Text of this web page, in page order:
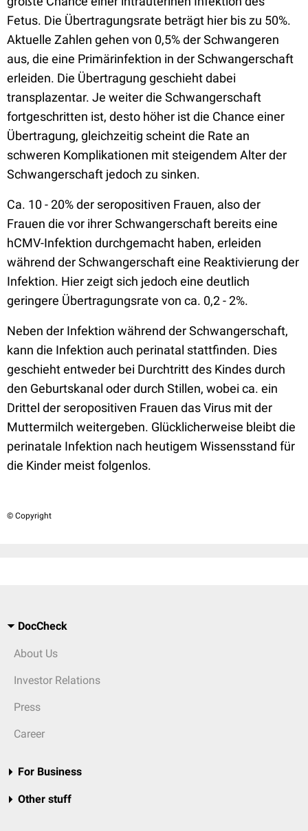
Fetus. Die Übertragungsrate beträgt hier bis zu 50%.
Aktuelle Zahlen gehen von 0,5% der Schwangeren
aus, die eine Primärinfektion in der Schwangerschaft
erleiden. Die Übertragung geschieht dabei
transplazentar. Je weiter die Schwangerschaft
fortgeschritten ist, desto höher ist die Chance einer
Übertragung, gleichzeitig scheint die Rate an
schweren Komplikationen mit steigendem Alter der
Schwangerschaft jedoch zu sinken.
Ca. 10 - 20% der seropositiven Frauen, also der
Frauen die vor ihrer Schwangerschaft bereits eine
hCMV-Infektion durchgemacht haben, erleiden
während der Schwangerschaft eine Reaktivierung der
Infektion. Hier zeigt sich jedoch eine deutlich
geringere Übertragungsrate von ca. 0,2 - 2%.
Neben der Infektion während der Schwangerschaft,
kann die Infektion auch perinatal stattfinden. Dies
geschieht entweder bei Durchtritt des Kindes durch
den Geburtskanal oder durch Stillen, wobei ca. ein
Drittel der seropositiven Frauen das Virus mit der
Muttermilch weitergeben. Glücklicherweise bleibt die
perinatale Infektion nach heutigem Wissensstand für
die Kinder meist folgenlos.
© Copyright
DocCheck
About Us
Investor Relations
Press
Career
For Business
Other stuff